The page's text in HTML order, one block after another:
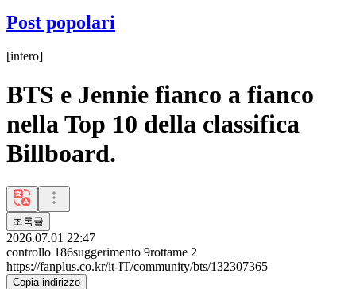
Post popolari
[intero]
BTS e Jennie fianco a fianco
nella Top 10 della classifica
Billboard.
초록귤
2026.07.01 22:47
controllo 186suggerimento 9rottame 2
https://fanplus.co.kr/it-IT/community/bts/132307365
Copia indirizzo